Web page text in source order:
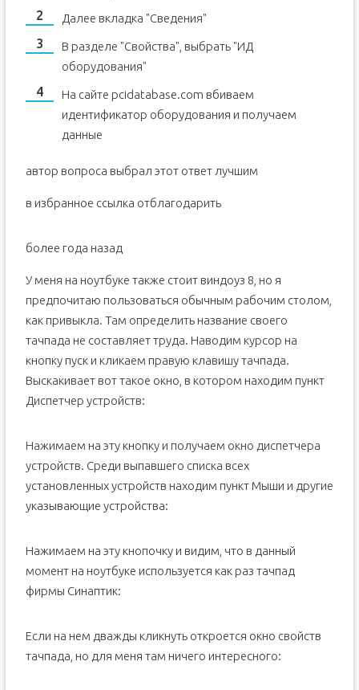
Далее вкладка "Сведения"
В разделе "Свойства", выбрать "ИД
оборудования"
На сайте pcidatabase.com вбиваем
идентификатор оборудования и получаем
данные
автор вопроса выбрал этот ответ лучшим
в избранное ссылка отблагодарить
более года назад
У меня на ноутбуке также стоит виндоуз 8, но я
предпочитаю пользоваться обычным рабочим столом,
как привыкла. Там определить название своего
тачпада не составляет труда. Наводим курсор на
кнопку пуск и кликаем правую клавишу тачпада.
Выскакивает вот такое окно, в котором находим пункт
Диспетчер устройств:
Нажимаем на эту кнопку и получаем окно диспетчера
устройств. Среди выпавшего списка всех
установленных устройств находим пункт Мыши и другие
указывающие устройства:
Нажимаем на эту кнопочку и видим, что в данный
момент на ноутбуке используется как раз тачпад
фирмы Синаптик:
Если на нем дважды кликнуть откроется окно свойств
тачпада, но для меня там ничего интересного: